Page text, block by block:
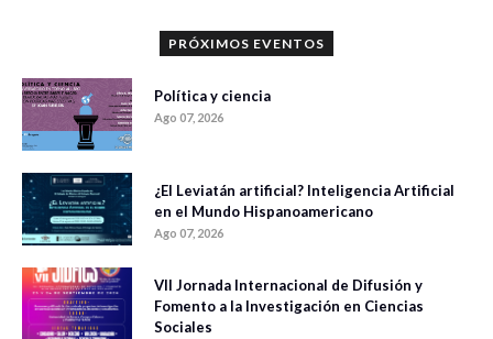
PRÓXIMOS EVENTOS
Política y ciencia
Ago 07, 2026
¿El Leviatán artificial? Inteligencia Artificial
en el Mundo Hispanoamericano
Ago 07, 2026
VII Jornada Internacional de Difusión y
Fomento a la Investigación en Ciencias
Sociales